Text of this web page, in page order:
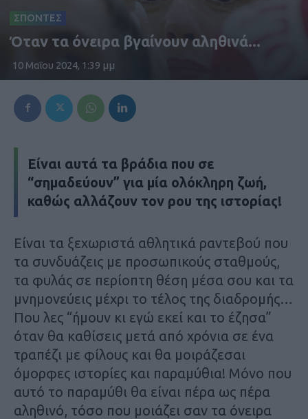
ΣΠΟΝΤΕΣ
Όταν τα όνειρα βγαίνουν αληθινά...
10 Μαΐου 2024, 1:39 μμ
Είναι αυτά τα βράδια που σε
“σημαδεύουν” για μία ολόκληρη ζωή,
καθώς αλλάζουν τον ρου της ιστορίας!
Είναι τα ξεχωριστά αθλητικά ραντεβού που
τα συνδυάζεις με προσωπικούς σταθμούς,
τα φυλάς σε περίοπτη θέση μέσα σου και τα
μνημονεύεις μέχρι το τέλος της διαδρομής…
Που λες “ήμουν κι εγώ εκεί και το έζησα”
όταν θα καθίσεις μετά από χρόνια σε ένα
τραπέζι με φίλους και θα μοιράζεσαι
όμορφες ιστορίες και παραμύθια! Μόνο που
αυτό το παραμύθι θα είναι πέρα ως πέρα
αληθινό, τόσο που μοιάζει σαν τα όνειρα